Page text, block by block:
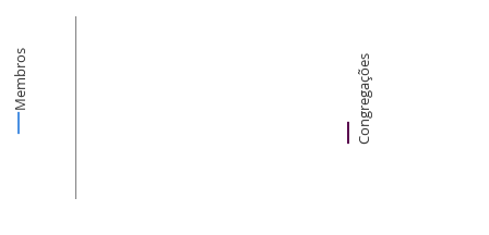
Membros Congregações